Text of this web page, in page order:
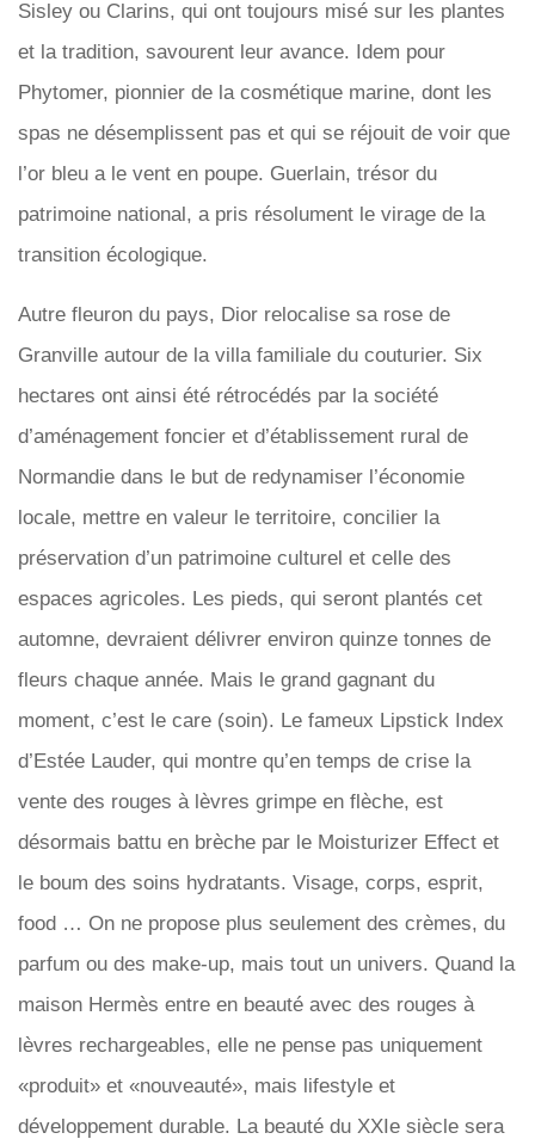
Sisley ou Clarins, qui ont toujours misé sur les plantes
et la tradition, savourent leur avance. Idem pour
Phytomer, pionnier de la cosmétique marine, dont les
spas ne désemplissent pas et qui se réjouit de voir que
l’or bleu a le vent en poupe. Guerlain, trésor du
patrimoine national, a pris résolument le virage de la
transition écologique.
Autre fleuron du pays, Dior relocalise sa rose de
Granville autour de la villa familiale du couturier. Six
hectares ont ainsi été rétrocédés par la société
d’aménagement foncier et d’établissement rural de
Normandie dans le but de redynamiser l’économie
locale, mettre en valeur le territoire, concilier la
préservation d’un patrimoine culturel et celle des
espaces agricoles. Les pieds, qui seront plantés cet
automne, devraient délivrer environ quinze tonnes de
fleurs chaque année. Mais le grand gagnant du
moment, c’est le care (soin). Le fameux Lipstick Index
d’Estée Lauder, qui montre qu’en temps de crise la
vente des rouges à lèvres grimpe en flèche, est
désormais battu en brèche par le Moisturizer Effect et
le boum des soins hydratants. Visage, corps, esprit,
food … On ne propose plus seulement des crèmes, du
parfum ou des make-up, mais tout un univers. Quand la
maison Hermès entre en beauté avec des rouges à
lèvres rechargeables, elle ne pense pas uniquement
«produit» et «nouveauté», mais lifestyle et
développement durable. La beauté du XXIe siècle sera